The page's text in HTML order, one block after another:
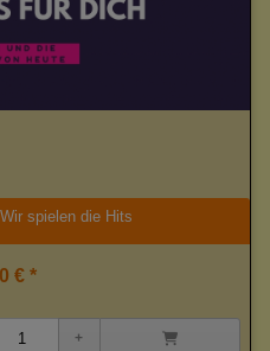
spielen die Hits
€ *